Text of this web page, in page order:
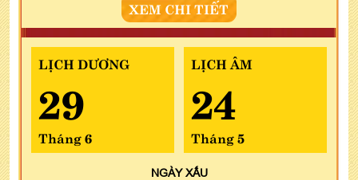
XEM CHI TIẾT
LỊCH DƯƠNG
29
Tháng 6
LỊCH ÂM
24
Tháng 5
NGÀYXẤU